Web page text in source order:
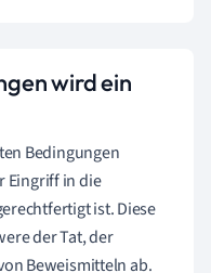
wird ein
Bedingungen
Eingriff in die
ist. Diese
der Tat, der
Beweismitteln ab.